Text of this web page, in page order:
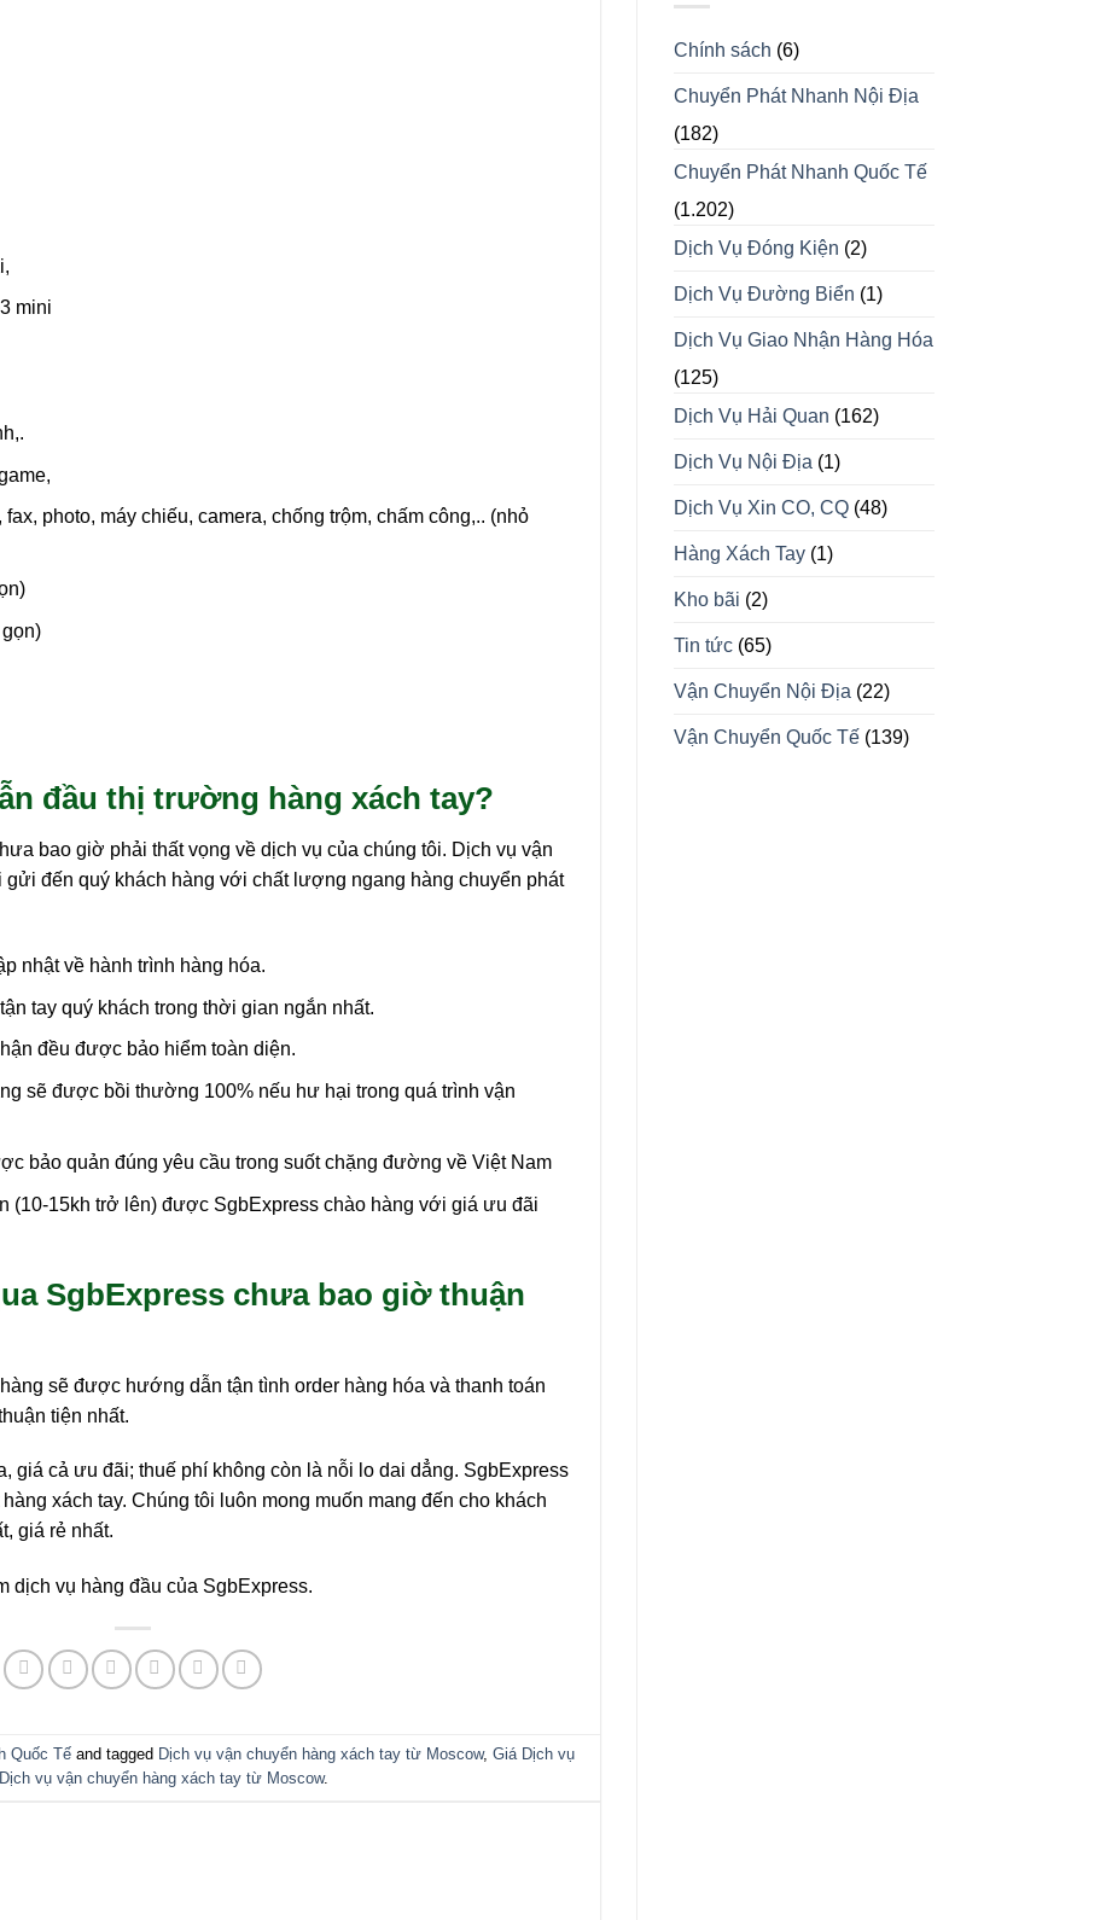
mini
photo, máy chiếu, camera, chống trộm, chấm công,.. (nhỏ
đầu thị trường hàng xách tay?
bao giờ phải thất vọng về dịch vụ của chúng tôi. Dịch vụ vận
gửi đến quý khách hàng với chất lượng ngang hàng chuyển phát
nhật về hành trình hàng hóa.
tay quý khách trong thời gian ngắn nhất.
đều được bảo hiểm toàn diện.
sẽ được bồi thường 100% nếu hư hại trong quá trình vận
bảo quản đúng yêu cầu trong suốt chặng đường về Việt Nam
15kh trở lên) được SgbExpress chào hàng với giá ưu đãi
SgbExpress chưa bao giờ thuận
sẽ được hướng dẫn tận tình order hàng hóa và thanh toán
tiện nhất.
giá cả ưu đãi; thuế phí không còn là nỗi lo dai dẳng. SgbExpress
xách tay. Chúng tôi luôn mong muốn mang đến cho khách
giá rẻ nhất.
dịch vụ hàng đầu của SgbExpress.
Quốc Tế and tagged Dịch vụ vận chuyển hàng xách tay từ Moscow,Giá Dịch vụ
vụ vận chuyển hàng xách tay từ Moscow.
Chính sách (6)
Chuyển Phát Nhanh Nội Địa
(182)
Chuyển Phát Nhanh Quốc Tế
(1.202)
Dịch Vụ Đóng Kiện (2)
Dịch Vụ Đường Biển (1)
Dịch Vụ Giao Nhận Hàng Hóa
(125)
Dịch Vụ Hải Quan (162)
Dịch Vụ Nội Địa (1)
Dịch Vụ Xin CO, CQ(48)
Hàng Xách Tay(1)
Kho bãi (2)
Tin tức(65)
Vận Chuyển Nội Địa (22)
Vận Chuyển Quốc Tế(139)